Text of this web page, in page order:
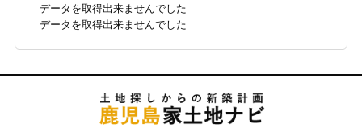
データを取得出来ませんでした
データを取得出来ませんでした